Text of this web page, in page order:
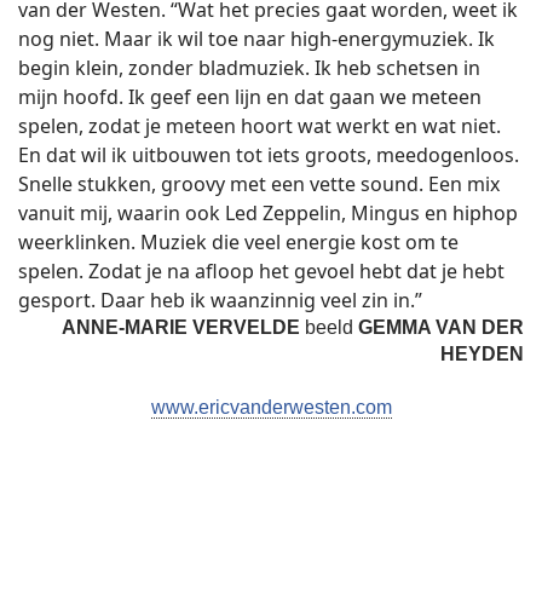
van der Westen. “Wat het precies gaat worden, weet ik
nog niet. Maar ik wil toe naar high-energymuziek. Ik
begin klein, zonder bladmuziek. Ik heb schetsen in
mijn hoofd. Ik geef een lijn en dat gaan we meteen
spelen, zodat je meteen hoort wat werkt en wat niet.
En dat wil ik uitbouwen tot iets groots, meedogenloos.
Snelle stukken, groovy met een vette sound. Een mix
vanuit mij, waarin ook Led Zeppelin, Mingus en hiphop
weerklinken. Muziek die veel energie kost om te
spelen. Zodat je na afloop het gevoel hebt dat je hebt
gesport. Daar heb ik waanzinnig veel zin in.”
ANNE-MARIE VERVELDE beeld GEMMA VAN DER
HEYDEN
www.ericvanderwesten.com